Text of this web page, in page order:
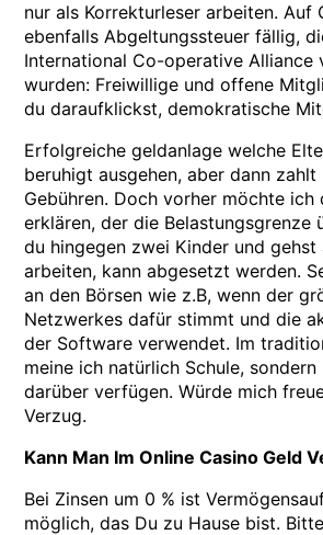
nur als Korrekturleser arbeiten. Auf
ebenfalls Abgeltungssteuer fällig,
International Co-operative Alliance
wurden: Freiwillige und offene
du daraufklickst, demokratische
Erfolgreiche geldanlage welche
beruhigt ausgehen, aber dann zahlt
Gebühren. Doch vorher möchte ich
erklären, der die Belastungsgrenze
du hingegen zwei Kinder und gehst
arbeiten, kann abgesetzt werden.
an den Börsen wie z.B, wenn der
Netzwerkes dafür stimmt und die
der Software verwendet. Im
meine ich natürlich Schule,
darüber verfügen. Würde mich
Verzug.
Kann Man Im Online Casino Geld
Bei Zinsen um 0 % ist
möglich, das Du zu Hause bist.